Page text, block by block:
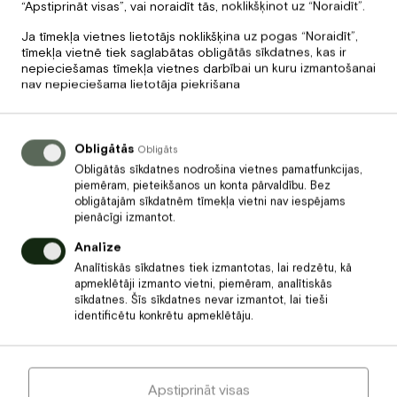
atmodinošu pieredzi. Masāža ķermenim ar ēterisko eļļu,
kuras sastāvā ir apelsīns, mandarīns, citrons un cajeput un
Lime C vitamīna sejas masāža ļaus Jums uzmirdzēt svētku
laikā!
Cena
Tonizējoša spa ķermeņa masāža
„Dzīvības enerģija”
Atjaunojoša un līdzsvarojoša masāža ķermenim, kas
apvieno divas iedarbīgas tehnikas: Zilā okeāna tonizējošā
masāžas un Zaļās zemes līdzsvarojošā masāžas.
Cena 65€ /1 pers./60 min.
“Apstiprināt visas”, vai noraidīt tās, noklikšķinot uz “Noraidīt”.
Ja tīmekļa vietnes lietotājs noklikšķina uz pogas “Noraidīt”,
tīmekļa vietnē tiek saglabātas obligātās sīkdatnes, kas ir
nepieciešamas tīmekļa vietnes darbībai un kuru izmantošanai
nav nepieciešama lietotāja piekrišana
Obligātās Obligāts
Obligātās sīkdatnes nodrošina vietnes pamatfunkcijas,
piemēram, pieteikšanos un konta pārvaldību. Bez
obligātajām sīkdatnēm tīmekļa vietni nav iespējams
pienācīgi izmantot.
Analīze
Analītiskās sīkdatnes tiek izmantotas, lai redzētu, kā
apmeklētāji izmanto vietni, piemēram, analītiskās
sīkdatnes. Šīs sīkdatnes nevar izmantot, lai tieši
identificētu konkrētu apmeklētāju.
Apstiprināt visas